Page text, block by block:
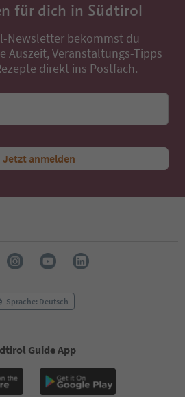
für dich in Südtirol
Newsletter bekommst du
Auszeit, Veranstaltungs-Tipps
direkt ins Postfach.
Jetzt anmelden
Sprache: Deutsch
Guide App